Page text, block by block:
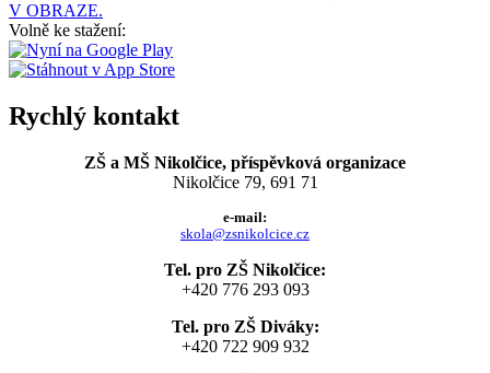
V OBRAZE.
Volně ke stažení:
Rychlý kontakt
ZŠ a MŠ Nikolčice, příspěvková organizace
Nikolčice 79, 691 71
e-mail:
skola@zsnikolcice.cz
Tel. pro ZŠ Nikolčice:
+420 776 293 093
Tel. pro ZŠ Diváky:
+420 722 909 932